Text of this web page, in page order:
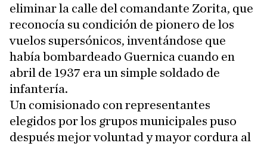
eliminar la calle del comandante Zorita, que
reconocía su condición de pionero de los
vuelos supersónicos, inventándose que
había bombardeado Guernica cuando en
abril de 1937 era un simple soldado de
infantería.
Un comisionado con representantes
elegidos por los grupos municipales puso
después mejor voluntad y mayor cordura al